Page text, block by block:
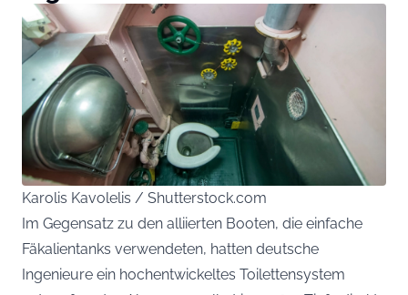
Karolis Kavolelis / Shutterstock.com
Im Gegensatz zu den alliierten Booten, die einfache
Fäkalientanks verwendeten, hatten deutsche
Ingenieure ein hochentwickeltes Toilettensystem